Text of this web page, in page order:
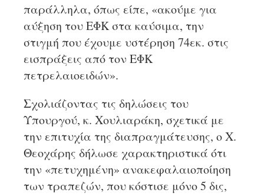
παράλληλα, όπως είπε, «ακούμε για
αύξηση του ΕΦΚ στα καύσιμα, την
στιγμή που έχουμε υστέρηση 74εκ. στις
εισπράξεις από τον ΕΦΚ
πετρελαιοειδών».
Σχολιάζοντας τις δηλώσεις του
Υπουργού, κ. Χουλιαράκη, σχετικά με
την επιτυχία της διαπραγμάτευσης, ο Χ.
Θεοχάρης δήλωσε χαρακτηριστικά ότι
την «πετυχημένη» ανακεφαλαιοποίηση
των τραπεζών, που κόστισε μόνο 5 δις,